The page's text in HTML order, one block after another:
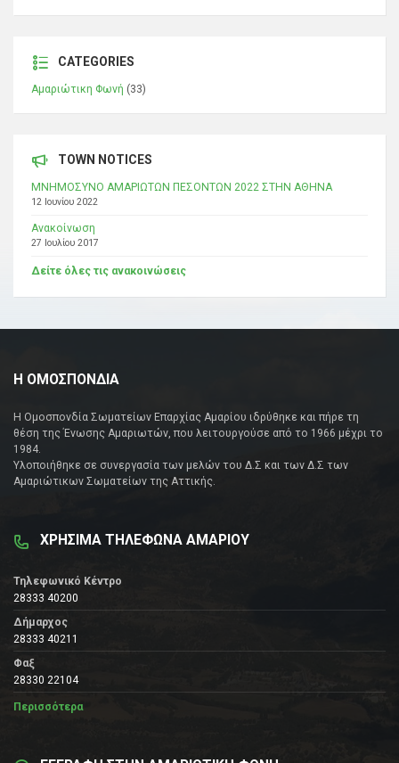
CATEGORIES
Αμαριώτικη Φωνή (33)
TOWN NOTICES
ΜΝΗΜΟΣΥΝΟ ΑΜΑΡΙΩΤΩΝ ΠΕΣΟΝΤΩΝ 2022 ΣΤΗΝ ΑΘΗΝΑ
12 Ιουνίου 2022
Ανακοίνωση
27 Ιουλίου 2017
Δείτε όλες τις ανακοινώσεις
Η ΟΜΟΣΠΟΝΔΙΑ
Η Ομοσπονδία Σωματείων Επαρχίας Αμαρίου ιδρύθηκε και πήρε τη
θέση της Ένωσης Αμαριωτών, που λειτουργούσε από το 1966 μέχρι το
1984.
Υλοποιήθηκε σε συνεργασία των μελών του Δ.Σ και των Δ.Σ των
Αμαριώτικων Σωματείων της Αττικής.
ΧΡΗΣΙΜΑ ΤΗΛΕΦΩΝΑ ΑΜΑΡΙΟΥ
Τηλεφωνικό Κέντρο
28333 40200
Δήμαρχος
28333 40211
Φαξ
28330 22104
Περισσότερα